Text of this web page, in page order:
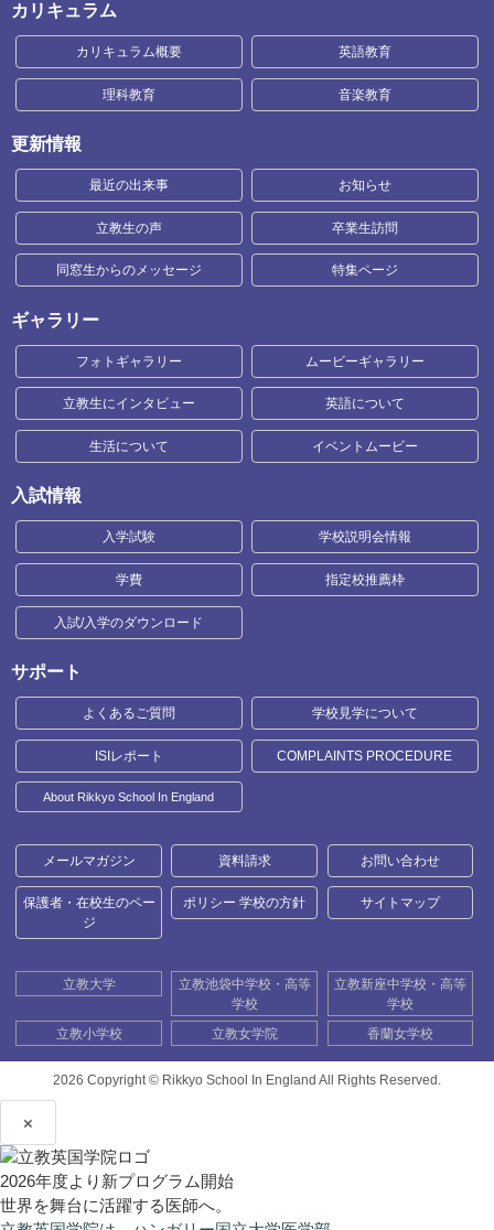
カリキュラム
カリキュラム概要 英語教育
理科教育 音楽教育
更新情報
最近の出来事 お知らせ
立教生の声 卒業生訪問
同窓生からのメッセージ 特集ページ
ギャラリー
フォトギャラリー ムービーギャラリー
立教生にインタビュー 英語について
生活について イベントムービー
入試情報
入学試験 学校説明会情報
学費 指定校推薦枠
入試/入学のダウンロード
サポート
よくあるご質問 学校見学について
ISIレポート COMPLAINTS PROCEDURE
About Rikkyo School In England
メールマガジン 資料請求 お問い合わせ
保護者・在校生のペー
ジ
ポリシー 学校の方針 サイトマップ
立教大学
立教池袋中学校・高等
学校
立教新座中学校・高等
学校
立教小学校
立教女学院 香蘭女学校
2026 Copyright © Rikkyo School In England All Rights Reserved.
×
2026年度より新プログラム開始
世界を舞台に活躍する医師へ。